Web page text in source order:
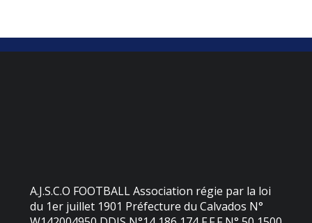
A.J.S.C.O FOOTBALL Association régie par la loi
du 1er juillet 1901 Préfecture du Calvados N°